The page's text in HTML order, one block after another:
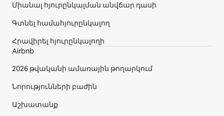
Միանալ հյուրընկալման անվճար դասի
Գտնել համահյուրընկալող
Հրավիրել հյուրընկալողի
Airbnb
2026 թվականի ամառային թողարկում
Նորությունների բաժին
Աշխատանք